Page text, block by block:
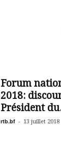
Forum
2018:
Président
rtb.bf - 13 juillet 2018